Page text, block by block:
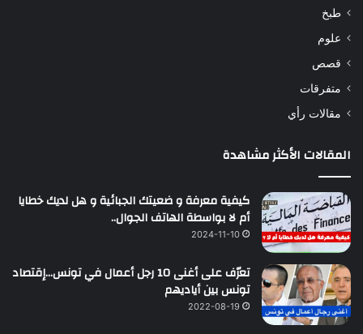
طبخ
علوم
قصص
متفرقات
مقالات رأي
المقالات الأكثر مشاهدة
كيفية معرفة و ضعيتك الجبائية و هل لديك خطايا
أم لا بواسطة الهاتف الجوال..
2024-11-10
تعرّف على أغنى 10 رجل أعمال في تونس…إقتصاد
تونس بين أياديهم
2022-08-19